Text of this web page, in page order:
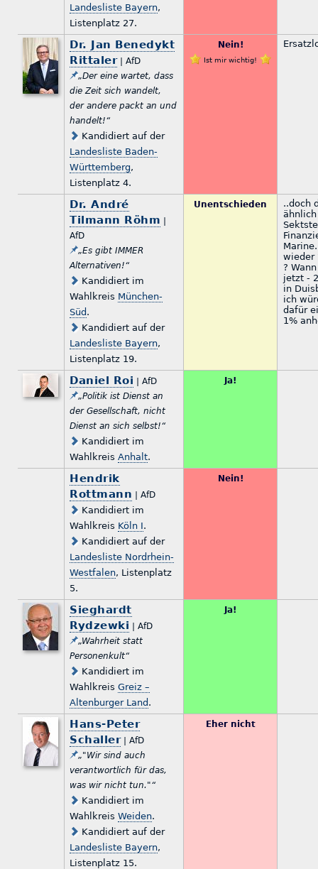
Landesliste Bayern,
Listenplatz 27.
Dr. Jan Benedykt
Rittaler| AfD
„Der eine wartet, dass
die Zeit sich wandelt,
der andere packt an und
handelt!“
Kandidiert auf der
Landesliste Baden-
Württemberg,
Listenplatz 4.
Nein!
Ist mir wichtig!
Dr. André
Tilmann Röhm
AfD
„Es gibt IMMER
Alternativen!“
Kandidiert im
Wahlkreis München-
Süd .
Kandidiert auf der
Landesliste Bayern,
Listenplatz 19.
Unentschieden
..doch
wieder
?
jetzt -
in
ich
dafür
1%
Daniel Roi | AfD
„Politik ist Dienst an
der Gesellschaft, nicht
Dienst an sich selbst!“
Kandidiert im
WahlkreisAnhalt.
Ja!
Hendrik
Rottmann | AfD
Kandidiert im
Wahlkreis Köln I.
Kandidiert auf der
Landesliste Nordrhein-
Westfalen, Listenplatz
5.
Nein!
Sieghardt
Rydzewki | AfD
„Wahrheit statt
Personenkult“
Kandidiert im
WahlkreisGreiz –
Altenburger Land .
Ja!
Hans-Peter
Schaller| AfD
„"Wir sind auch
verantwortlich für das,
was wir nicht tun."“
Kandidiert im
WahlkreisWeiden.
Kandidiert auf der
Landesliste Bayern,
Listenplatz 15.
Eher nicht